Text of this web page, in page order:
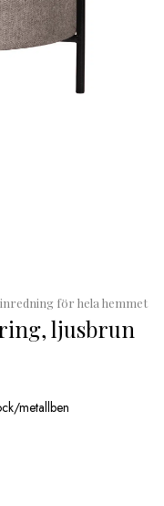
för hela hemmet
ljusbrun
metallben